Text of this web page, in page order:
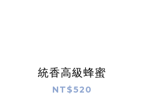
統香高級蜂蜜
NT$520